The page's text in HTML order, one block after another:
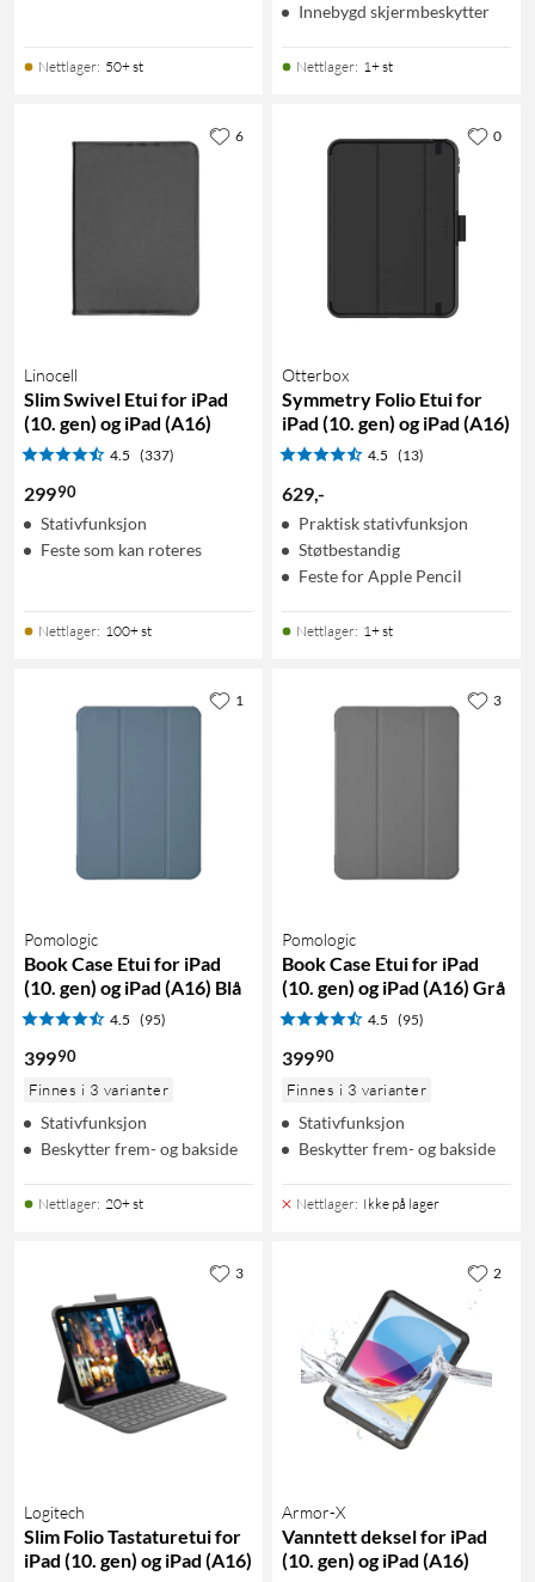
Nettlager: 50+ st
Innebygd skjermbeskytter
Nettlager: 1+ st
Linocell
Slim Swivel Etui for iPad
(10. gen) og iPad (A16)
4.5 (337)
29990
Stativfunksjon
Feste som kan roteres
Nettlager: 100+ st
6
Otterbox
Symmetry Folio Etui for
iPad (10. gen) og iPad (A16)
4.5 (13)
629,-
Praktisk stativfunksjon
Støtbestandig
Feste for Apple Pencil
Nettlager: 1+ st
0
Pomologic
Book Case Etui for iPad
(10. gen) og iPad (A16) Blå
4.5 (95)
39990
Finnes i 3 varianter
Stativfunksjon
Beskytter frem- og bakside
Nettlager: 20+ st
1
Pomologic
Book Case Etui for iPad
(10. gen) og iPad (A16) Grå
4.5 (95)
39990
Finnes i 3 varianter
Stativfunksjon
Beskytter frem- og bakside
Nettlager: Ikke på lager
3
Logitech
Slim Folio Tastaturetui for
iPad (10. gen) og iPad (A16)
3
Armor-X
Vanntett deksel for iPad
(10. gen) og iPad (A16)
2